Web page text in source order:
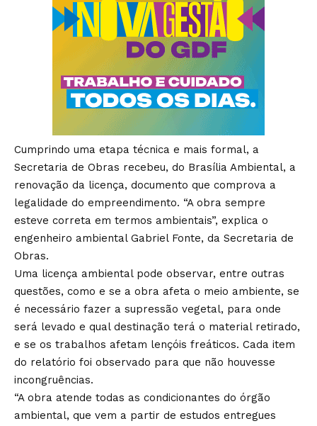
Cumprindo uma etapa técnica e mais formal, a
Secretaria de Obras recebeu, do Brasília Ambiental, a
renovação da licença, documento que comprova a
legalidade do empreendimento. “A obra sempre
esteve correta em termos ambientais”, explica o
engenheiro ambiental Gabriel Fonte, da Secretaria de
Obras.
Uma licença ambiental pode observar, entre outras
questões, como e se a obra afeta o meio ambiente, se
é necessário fazer a supressão vegetal, para onde
será levado e qual destinação terá o material retirado,
e se os trabalhos afetam lençóis freáticos. Cada item
do relatório foi observado para que não houvesse
incongruências.
“A obra atende todas as condicionantes do órgão
ambiental, que vem a partir de estudos entregues